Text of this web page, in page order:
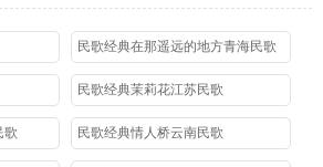
民歌经典在那遥远的地方青海民歌
民歌经典茉莉花江苏民歌
歌 民歌经典情人桥云南民歌